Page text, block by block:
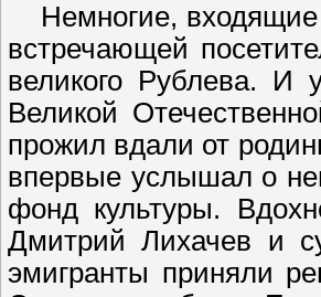
Немногие,
встречающей
великого Рублева.
Великой
прожил вдали от
впервые услышал о
фонд культуры.
Дмитрий Лихачев и
эмигранты приняли